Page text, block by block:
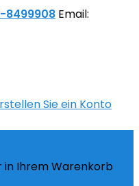
8499908 Email:
Sie ein Konto
in Ihrem Warenkorb